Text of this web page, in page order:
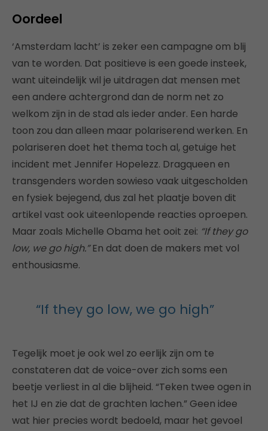
Oordeel
‘Amsterdam lacht’ is zeker een campagne om blij
van te worden. Dat positieve is een goede insteek,
want uiteindelijk wil je uitdragen dat mensen met
een andere achtergrond dan de norm net zo
welkom zijn in de stad als ieder ander. Een harde
toon zou dan alleen maar polariserend werken. En
polariseren doet het thema toch al, getuige het
incident met Jennifer Hopelezz. Dragqueen en
transgenders worden sowieso vaak uitgescholden
en fysiek bejegend, dus zal het plaatje boven dit
artikel vast ook uiteenlopende reacties oproepen.
Maar zoals Michelle Obama het ooit zei: “If they go
low, we go high.”En dat doen de makers met vol
enthousiasme.
“If they go low, we go high”
Tegelijk moet je ook wel zo eerlijk zijn om te
constateren dat de voice-over zich soms een
beetje verliest in al die blijheid. “Teken twee ogen in
het IJ en zie dat de grachten lachen.” Geen idee
wat hier precies wordt bedoeld, maar het gevoel